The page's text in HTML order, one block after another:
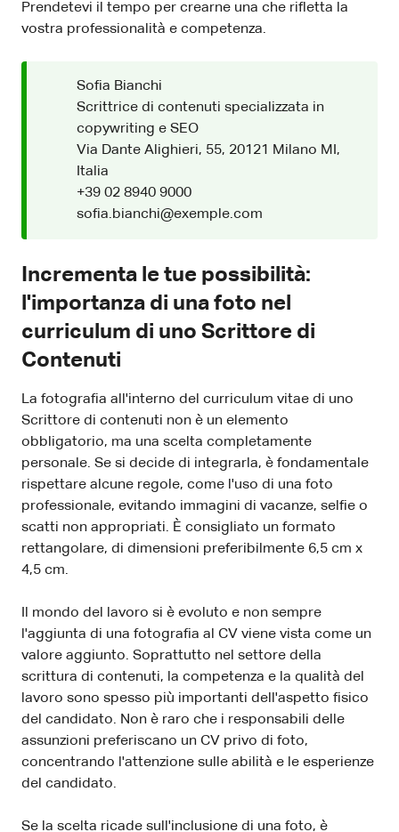
Prendetevi il tempo per crearne una che rifletta la
vostra professionalità e competenza.
Sofia Bianchi
Scrittrice di contenuti specializzata in
copywriting e SEO
Via Dante Alighieri, 55, 20121 Milano MI,
Italia
+39 02 8940 9000
sofia.bianchi@exemple.com
Incrementa le tue possibilità:
l'importanza di una foto nel
curriculum di uno Scrittore di
Contenuti
La fotografia all'interno del curriculum vitae di uno
Scrittore di contenuti non è un elemento
obbligatorio, ma una scelta completamente
personale. Se si decide di integrarla, è fondamentale
rispettare alcune regole, come l'uso di una foto
professionale, evitando immagini di vacanze, selfie o
scatti non appropriati. È consigliato un formato
rettangolare, di dimensioni preferibilmente 6,5 cm x
4,5 cm.
Il mondo del lavoro si è evoluto e non sempre
l'aggiunta di una fotografia al CV viene vista come un
valore aggiunto. Soprattutto nel settore della
scrittura di contenuti, la competenza e la qualità del
lavoro sono spesso più importanti dell'aspetto fisico
del candidato. Non è raro che i responsabili delle
assunzioni preferiscano un CV privo di foto,
concentrando l'attenzione sulle abilità e le esperienze
del candidato.
Se la scelta ricade sull'inclusione di una foto, è